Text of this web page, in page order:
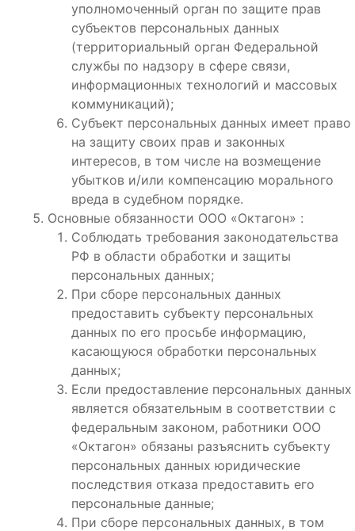
уполномоченный орган по защите прав
субъектов персональных данных
(территориальный орган Федеральной
службы по надзору в сфере связи,
информационных технологий и массовых
коммуникаций);
Субъект персональных данных имеет право
на защиту своих прав и законных
интересов, в том числе на возмещение
убытков и/или компенсацию морального
вреда в судебном порядке.
Основные обязанности ООО «Октагон» :
Соблюдать требования законодательства
РФ в области обработки и защиты
персональных данных;
При сборе персональных данных
предоставить субъекту персональных
данных по его просьбе информацию,
касающуюся обработки персональных
данных;
Если предоставление персональных данных
является обязательным в соответствии с
федеральным законом, работники ООО
«Октагон» обязаны разъяснить субъекту
персональных данных юридические
последствия отказа предоставить его
персональные данные;
При сборе персональных данных, в том